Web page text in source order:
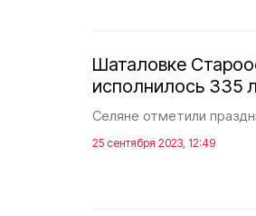
Шаталовке
исполнилось 335
Селяне отметили
25 сентября 2023, 12:49